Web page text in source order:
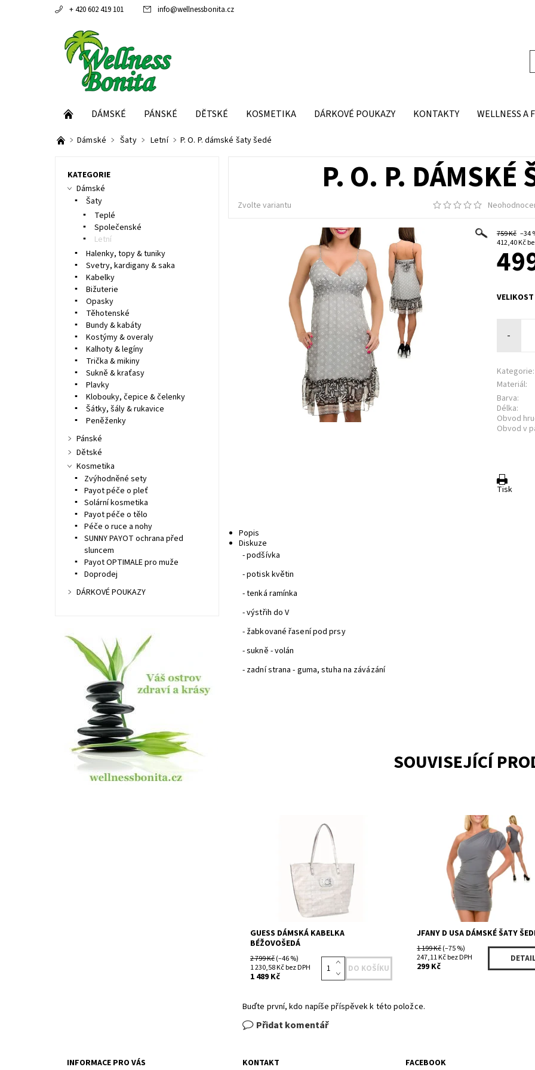
+ 420 602 419 101 info@wellnessbonita.cz
DÁMSKÉ PÁNSKÉ DĚTSKÉ KOSMETIKA DÁRKOVÉ POUKAZY KONTAKTY WELLNESS A
Dámské Šaty Letní P. O. P. dámské šaty šedé
P. O. P. DÁMSKÉ
Zvolte variantu
759 Kč –34
VELIKOST
-
Kategorie:
Materiál:
Barva:
Délka:
Obvod
Obvod v
Tisk
Popis
Diskuze
- podšívka
- potisk květin
- tenká ramínka
- výstřih do V
- žabkované řasení pod prsy
- sukně - volán
- zadní strana - guma, stuha na závázání
SOUVISEJÍCÍ
Skladem 1
FF349724CR
Guess
GUESS DÁMSKÁ KABELKA
BÉŽOVOŠEDÁ
2 799 Kč(–46 %)
1 230,58 Kč bez DPH
1 489 Kč
Dostupnost:
Skladem 1
7066GE
JFANY D USA
JFANY D USA DÁMSKÉ ŠATY
1 199 Kč(–75 %)
247,11 Kč bez DPH
299 Kč
Buďte první, kdo napíše příspěvek k této položce.
Přidat komentář
KATEGORIE
Dámské
Šaty
Teplé
Společenské
Letní
Halenky, topy & tuniky
Svetry, kardigany & saka
Kabelky
Bižuterie
Opasky
Těhotenské
Bundy & kabáty
Kostýmy & overaly
Kalhoty & legíny
Trička & mikiny
Sukně & kraťasy
Plavky
Klobouky, čepice & čelenky
Šátky, šály & rukavice
Peněženky
Pánské
Dětské
Kosmetika
Zvýhodněné sety
Payot péče o pleť
Solární kosmetika
Payot péče o tělo
Péče o ruce a nohy
SUNNY PAYOT ochrana před
sluncem
Payot OPTIMALE pro muže
Doprodej
DÁRKOVÉ POUKAZY
INFORMACE PRO VÁS KONTAKT FACEBOOK